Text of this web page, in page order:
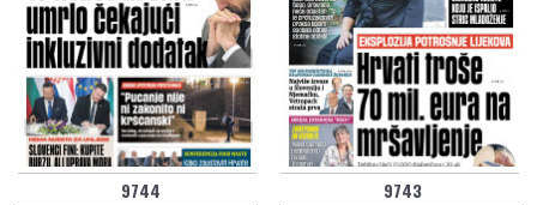
9744 9743